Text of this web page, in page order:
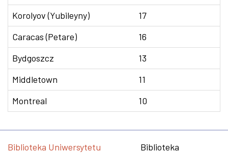
Korolyov (Yubileyny)
17
Caracas (Petare)
16
Bydgoszcz
13
Middletown
11
Montreal
10
Biblioteka Uniwersytetu Biblioteka